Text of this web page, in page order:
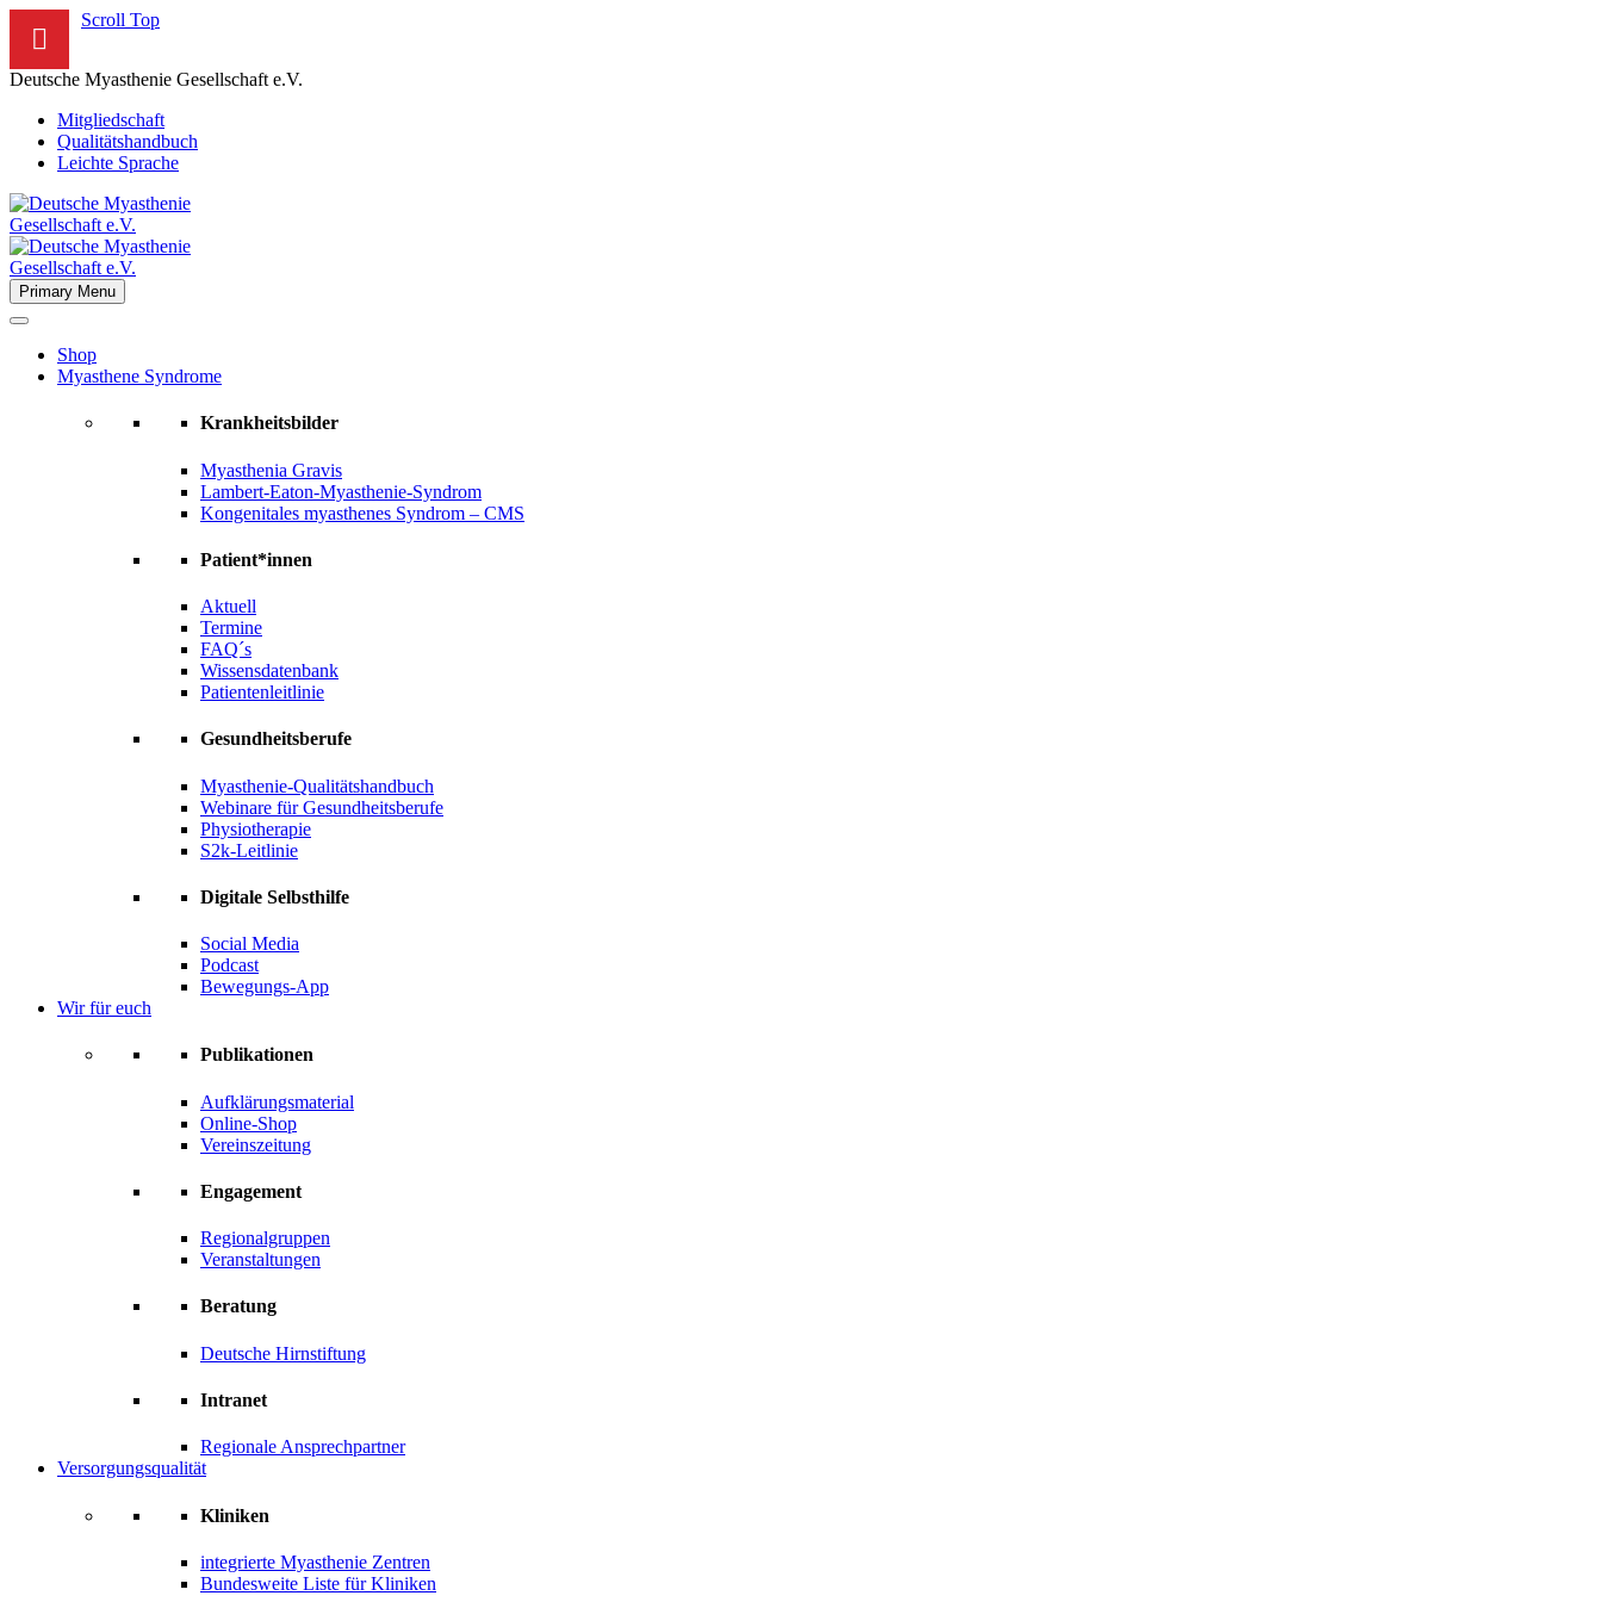
Scroll Top
Deutsche Myasthenie Gesellschaft e.V.
Mitgliedschaft
Qualitätshandbuch
Leichte Sprache
Primary Menu
Shop
Myasthene Syndrome
Krankheitsbilder
Myasthenia Gravis
Lambert-Eaton-Myasthenie-Syndrom
Kongenitales myasthenes Syndrom – CMS
Patient*innen
Aktuell
Termine
FAQ´s
Wissensdatenbank
Patientenleitlinie
Gesundheitsberufe
Myasthenie-Qualitätshandbuch
Webinare für Gesundheitsberufe
Physiotherapie
S2k-Leitlinie
Digitale Selbsthilfe
Social Media
Podcast
Bewegungs-App
Wir für euch
Publikationen
Aufklärungsmaterial
Online-Shop
Vereinszeitung
Engagement
Regionalgruppen
Veranstaltungen
Beratung
Deutsche Hirnstiftung
Intranet
Regionale Ansprechpartner
Versorgungsqualität
Kliniken
integrierte Myasthenie Zentren
Bundesweite Liste für Kliniken